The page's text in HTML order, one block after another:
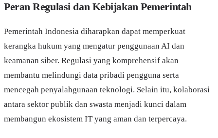
Peran Regulasi dan Kebijakan Pemerintah
Pemerintah Indonesia diharapkan dapat memperkuat
kerangka hukum yang mengatur penggunaan AI dan
keamanan siber. Regulasi yang komprehensif akan
membantu melindungi data pribadi pengguna serta
mencegah penyalahgunaan teknologi. Selain itu, kolaborasi
antara sektor publik dan swasta menjadi kunci dalam
membangun ekosistem IT yang aman dan terpercaya.